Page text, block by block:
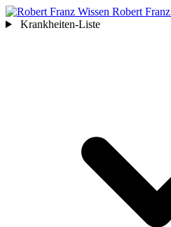
Robert Franz
Krankheiten-Liste